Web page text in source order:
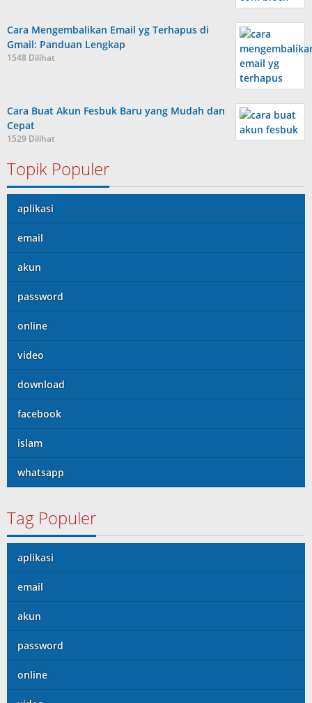
Cara Mengembalikan Email yg Terhapus di
Gmail: Panduan Lengkap
1548 Dilihat
Cara Buat Akun Fesbuk Baru yang Mudah dan
Cepat
1529 Dilihat
Topik Populer
aplikasi
email
akun
password
online
video
download
facebook
islam
whatsapp
Tag Populer
aplikasi
email
akun
password
online